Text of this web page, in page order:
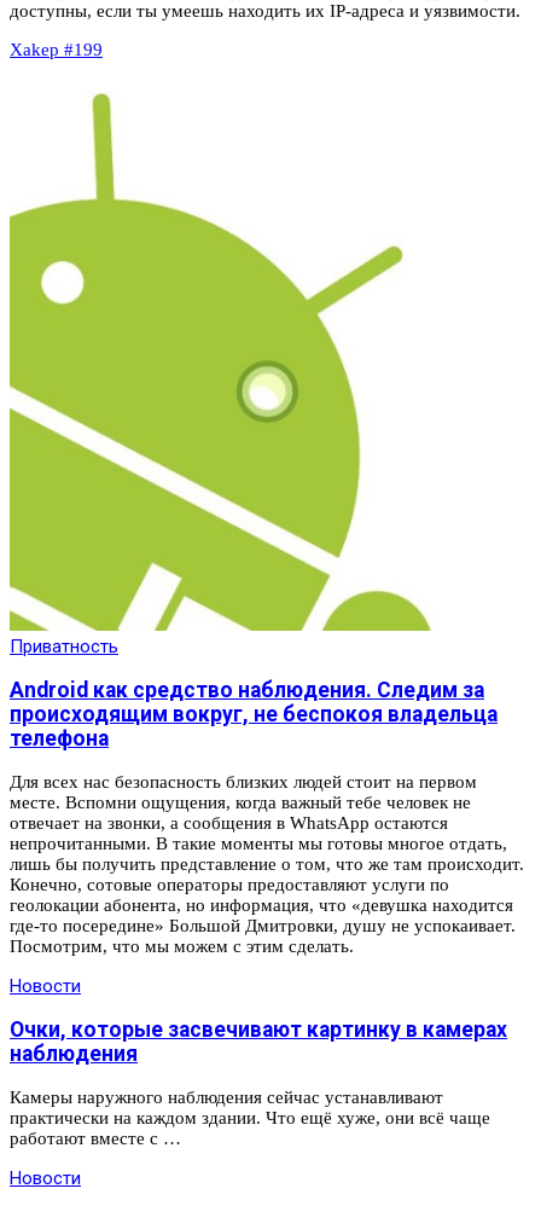
доступны, если ты умеешь находить их IP-адреса и уязвимости.
Xakep #199
Приватность
Android как средство наблюдения. Следим за
происходящим вокруг, не беспокоя владельца
телефона
Для всех нас безопасность близких людей стоит на первом
месте. Вспомни ощущения, когда важный тебе человек не
отвечает на звонки, а сообщения в WhatsApp остаются
непрочитанными. В такие моменты мы готовы многое отдать,
лишь бы получить представление о том, что же там происходит.
Конечно, сотовые операторы предоставляют услуги по
геолокации абонента, но информация, что «девушка находится
где-то посередине» Большой Дмитровки, душу не успокаивает.
Посмотрим, что мы можем с этим сделать.
Новости
Очки, которые засвечивают картинку в камерах
наблюдения
Камеры наружного наблюдения сейчас устанавливают
практически на каждом здании. Что ещё хуже, они всё чаще
работают вместе с …
Новости